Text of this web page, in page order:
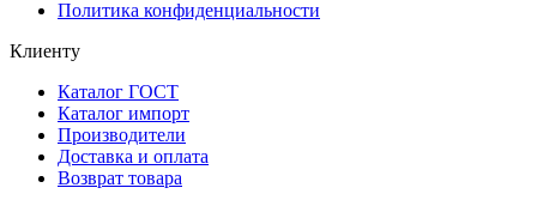
Политика конфиденциальности
Клиенту
Каталог ГОСТ
Каталог импорт
Производители
Доставка и оплата
Возврат товара